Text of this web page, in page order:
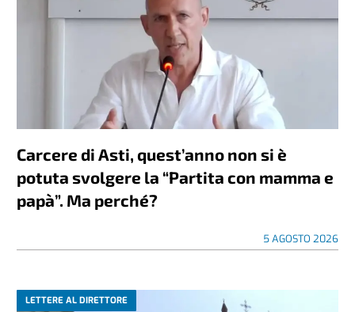
Carcere di Asti, quest’anno non si è
potuta svolgere la “Partita con mamma e
papà”. Ma perché?
5 AGOSTO 2026
LETTERE AL DIRETTORE